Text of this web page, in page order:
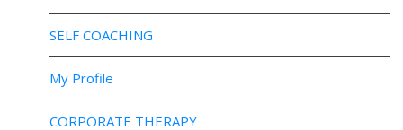
SELF COACHING
My Profile
CORPORATE THERAPY